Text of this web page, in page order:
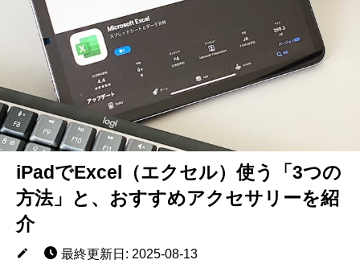
iPadでExcel（エクセル）使う「3つの
方法」と、おすすめアクセサリーを紹
介
最終更新日: 2025-08-13